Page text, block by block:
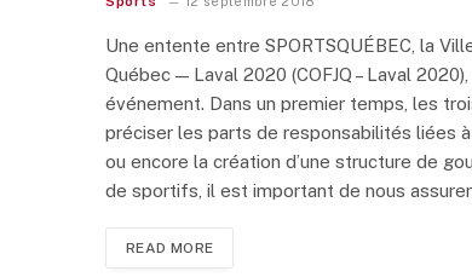
Une entente entre SPORTSQUÉBEC, la
Québec — Laval 2020 (COFJQ – Laval
événement. Dans un premier temps, les
préciser les parts de responsabilités liées
ou encore la création d’une structure de
de sportifs, il est important de nous
READ MORE